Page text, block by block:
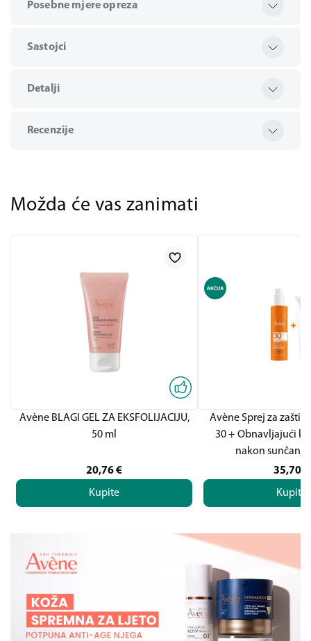
Posebne mjere opreza
Sastojci
Detalji
Recenzije
Možda će vas zanimati
Avène BLAGI GEL ZA EKSFOLIJACIJU,
50 ml
20,76€
Kupite
Avène Sprej za
30 + Obnavljajući
nakon sunčanja
35,70
Kupite